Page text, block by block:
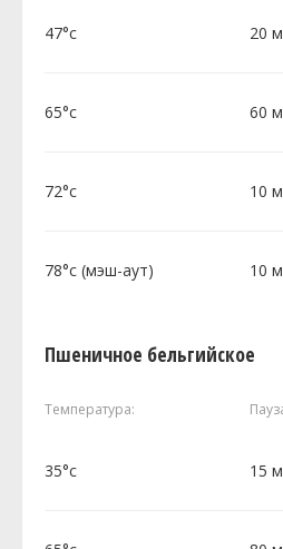
47°c 20
65°c 60
72°c 10
78°c (мэш-аут) 10
Пшеничное бельгийское
Температура:
35°c 15